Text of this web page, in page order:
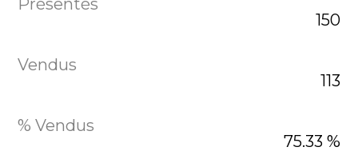
150
113
75.33 %